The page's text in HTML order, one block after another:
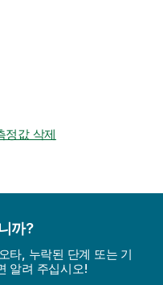
정값 삭제
까?
타, 누락된 단계 또는 기
알려 주십시오!